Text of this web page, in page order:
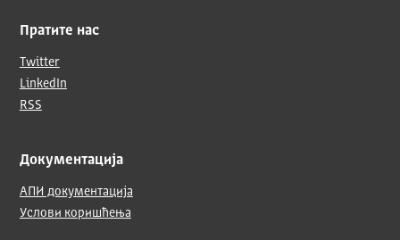
Пратите нас
Twitter
LinkedIn
RSS
Документација
АПИ документација
Услови коришћења